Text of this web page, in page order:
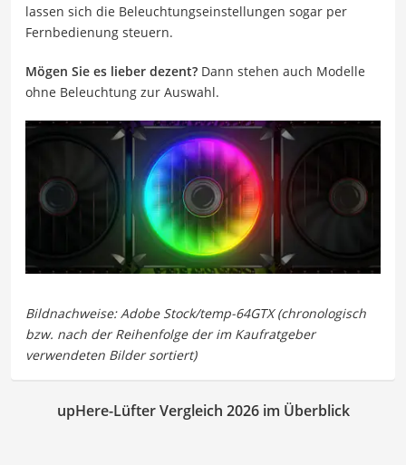
lassen sich die Beleuchtungseinstellungen sogar per
Fernbedienung steuern.
Mögen Sie es lieber dezent? Dann stehen auch Modelle
ohne Beleuchtung zur Auswahl.
upHere-Lüfter Vergleich 2026 im Überblick